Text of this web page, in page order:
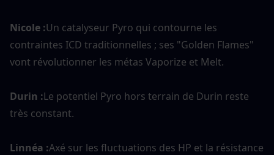
Nicole :Un catalyseur Pyro qui contourne les
contraintes ICD traditionnelles ; ses "Golden Flames"
vont révolutionner les métas Vaporize et Melt.
Durin :Le potentiel Pyro hors terrain de Durin reste
très constant.
Linnéa :Axé sur les fluctuations des HP et la résistance